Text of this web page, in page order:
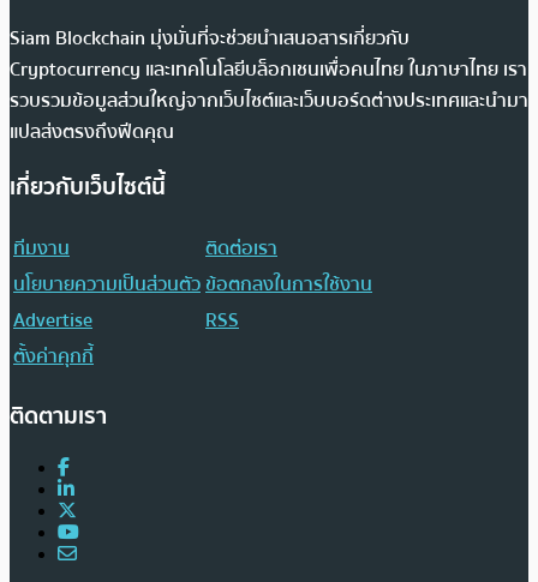
Siam Blockchain มุ่งมั่นที่จะช่วยนำเสนอสารเกี่ยวกับ
Cryptocurrency และเทคโนโลยีบล็อกเชนเพื่อคนไทย ในภาษาไทย เรา
รวบรวมข้อมูลส่วนใหญ่จากเว็บไซต์และเว็บบอร์ดต่างประเทศและนำมา
แปลส่งตรงถึงฟีดคุณ
เกี่ยวกับเว็บไซต์นี้
ทีมงาน
ติดต่อเรา
นโยบายความเป็นส่วนตัวข้อตกลงในการใช้งาน
Advertise
RSS
ตั้งค่าคุกกี้
ติดตามเรา